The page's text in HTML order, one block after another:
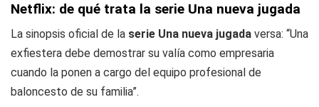
Netflix: de qué trata la serie Una nueva jugada
La sinopsis oficial de la serie Una nueva jugada versa: “Una
exfiestera debe demostrar su valía como empresaria
cuando la ponen a cargo del equipo profesional de
baloncesto de su familia”.